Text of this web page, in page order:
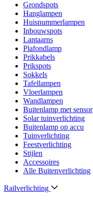
Grondspots
Hanglampen
Huisnummerlampen
Inbouwspots
Lantaarns
Plafondlamp
Prikkabels
Prikspots
Sokkels
Tafellampen
Vloerlampen
Wandlampen
Buitenlamp met sensor
Solar tuinverlichting
Buitenlamp op accu
Tuinverlichting
Feestverlichting
Stijlen
Accessoires
Alle Buitenverlichting
Railverlichting